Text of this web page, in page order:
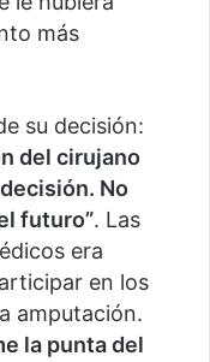
más
su decisión:
del cirujano
No
futuro”. Las
era
en los
amputación.
la punta del